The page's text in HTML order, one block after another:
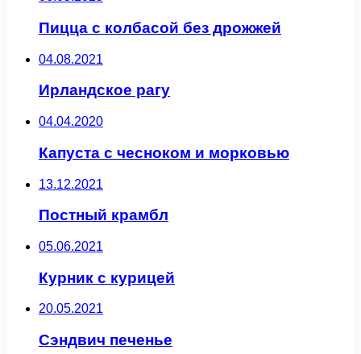
Пицца с колбасой без дрожжей
04.08.2021
Ирландское рагу
04.04.2020
Капуста с чесноком и морковью
13.12.2021
Постный крамбл
05.06.2021
Курник с курицей
20.05.2021
Сэндвич печенье